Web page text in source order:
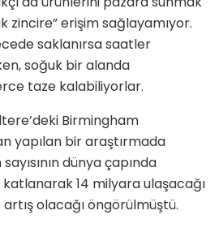
zincire” erişim sağlayamıyor.
saklanırsa saatler
soğuk bir alanda
taze kalabiliyorlar.
Birmingham
yapılan bir araştırmada
dünya çapında
14 milyara ulaşacağı
olacağı öngörülmüştü.